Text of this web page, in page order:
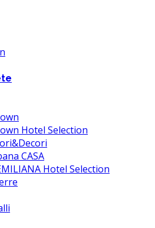
Hotel Selection
CASA
Hotel Selection